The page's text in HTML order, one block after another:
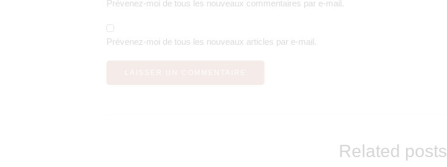
Prévenez-moi de tous les nouveaux commentaires par e-mail.
Prévenez-moi de tous les nouveaux articles par e-mail.
Related posts